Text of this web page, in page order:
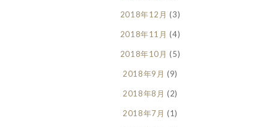
2018年12月 (3)
2018年11月 (4)
2018年10月 (5)
2018年9月 (9)
2018年8月 (2)
2018年7月 (1)